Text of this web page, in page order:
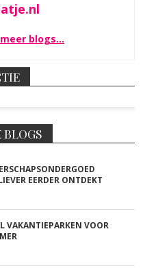
blogs…
BLOGS
EERDER ONTDEKT
VAKANTIEPARKEN VOOR